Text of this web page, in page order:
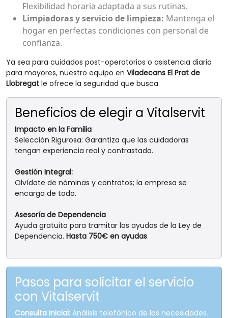
Flexibilidad horaria adaptada a sus rutinas.
Limpiadoras y servicio de limpieza: Mantenga el
hogar en perfectas condiciones con personal de
confianza.
Ya sea para cuidados post-operatorios o asistencia diaria
para mayores, nuestro equipo en Viladecans El Prat de
Llobregat le ofrece la seguridad que busca.
Beneficios de elegir a Vitalservit
Impacto en la Familia
Selección Rigurosa: Garantiza que las cuidadoras
tengan experiencia real y contrastada.
Gestión Integral:
Olvídate de nóminas y contratos; la empresa se
encarga de todo.
Asesoría de Dependencia
Ayuda gratuita para tramitar las ayudas de la Ley de
Dependencia. Hasta 750€ en ayudas
Pasos para solicitar el servicio
con Vitalservit
Consulta Inicial: Análisis telefónico de las necesidades.